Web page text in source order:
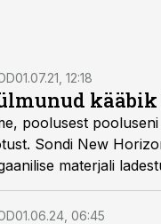
01.07.21, 12:18
poolusest
Sondi New
materjali
Päikesesüsteemi
01.06.24, 06:45